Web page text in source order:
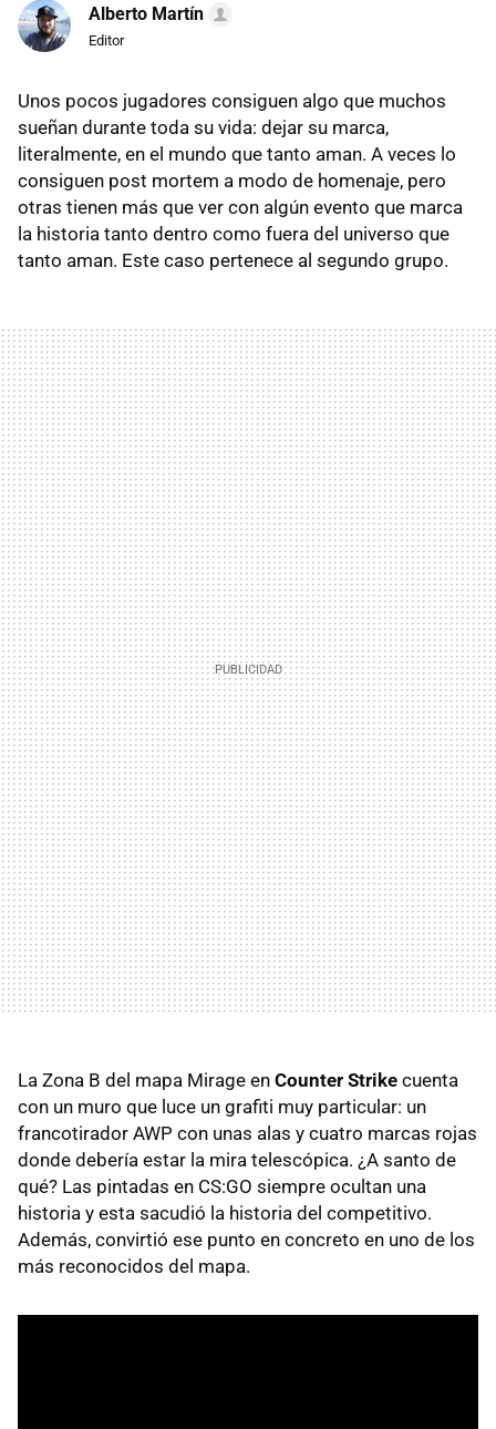
Alberto Martín
Editor
Unos pocos jugadores consiguen algo que muchos
sueñan durante toda su vida: dejar su marca,
literalmente, en el mundo que tanto aman. A veces lo
consiguen post mortem a modo de homenaje, pero
otras tienen más que ver con algún evento que marca
la historia tanto dentro como fuera del universo que
tanto aman. Este caso pertenece al segundo grupo.
La Zona B del mapa Mirage en Counter Strike cuenta
con un muro que luce un grafiti muy particular: un
francotirador AWP con unas alas y cuatro marcas rojas
donde debería estar la mira telescópica. ¿A santo de
qué? Las pintadas en CS:GO siempre ocultan una
historia y esta sacudió la historia del competitivo.
Además, convirtió ese punto en concreto en uno de los
más reconocidos del mapa.